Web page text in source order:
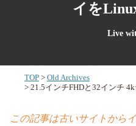
イを
Live
TOP
Old Archives
21.5インチFHDと32インチ
この記事は古いサイトから